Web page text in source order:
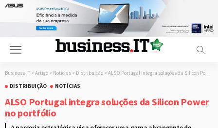
Business-IT > Artigo > Notícias > Distribuição > ALSO Portugal integra soluções da Silicon Power no portfólio
DISTRIBUIÇÃO
NOTÍCIAS
ALSO Portugal integra soluções da Silicon Power
no portfólio